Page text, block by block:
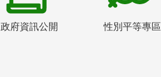
政府資訊公開 性別平等專區